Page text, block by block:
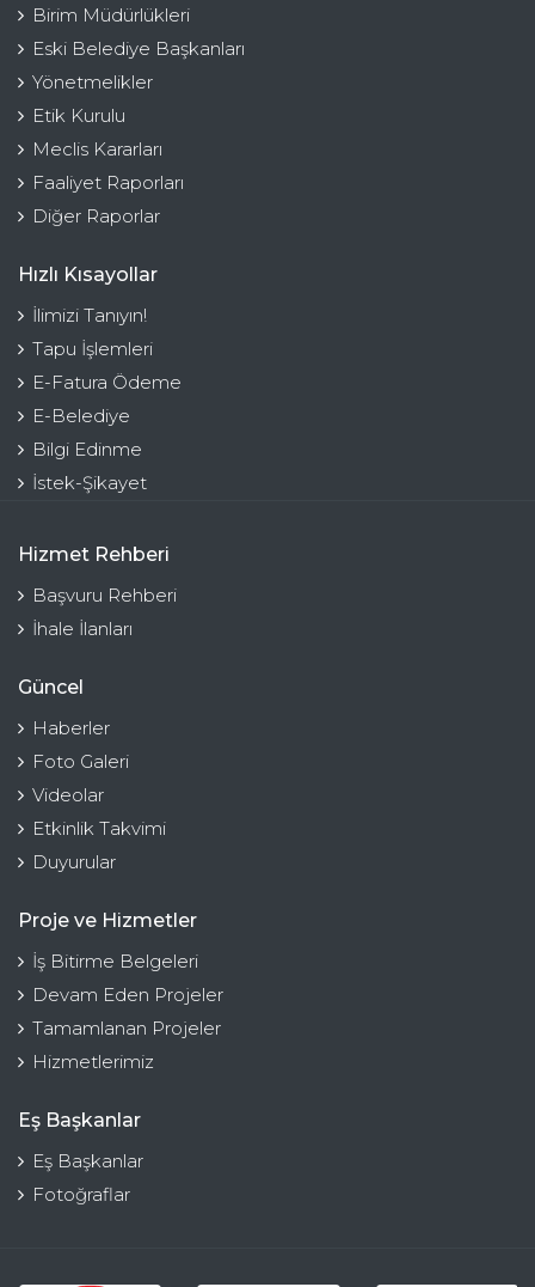
Birim Müdürlükleri
Eski Belediye Başkanları
Yönetmelikler
Etik Kurulu
Meclis Kararları
Faaliyet Raporları
Diğer Raporlar
Hızlı Kısayollar
İlimizi Tanıyın!
Tapu İşlemleri
E-Fatura Ödeme
E-Belediye
Bilgi Edinme
İstek-Şikayet
Hizmet Rehberi
Başvuru Rehberi
İhale İlanları
Güncel
Haberler
Foto Galeri
Videolar
Etkinlik Takvimi
Duyurular
Proje ve Hizmetler
İş Bitirme Belgeleri
Devam Eden Projeler
Tamamlanan Projeler
Hizmetlerimiz
Eş Başkanlar
Eş Başkanlar
Fotoğraflar